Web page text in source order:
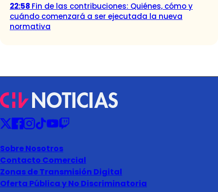
22:58 Fin de las contribuciones: Quiénes, cómo y
cuándo comenzará a ser ejecutada la nueva
normativa
Sobre Nosotros
Contacto Comercial
Zonas de Transmisión Digital
Oferta Pública y No Discriminatoria